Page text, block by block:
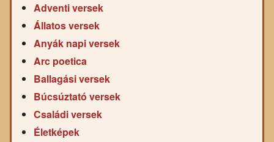
Adventi versek
Állatos versek
Anyák napi versek
Arc poetica
Ballagási versek
Búcsúztató versek
Családi versek
Életképek